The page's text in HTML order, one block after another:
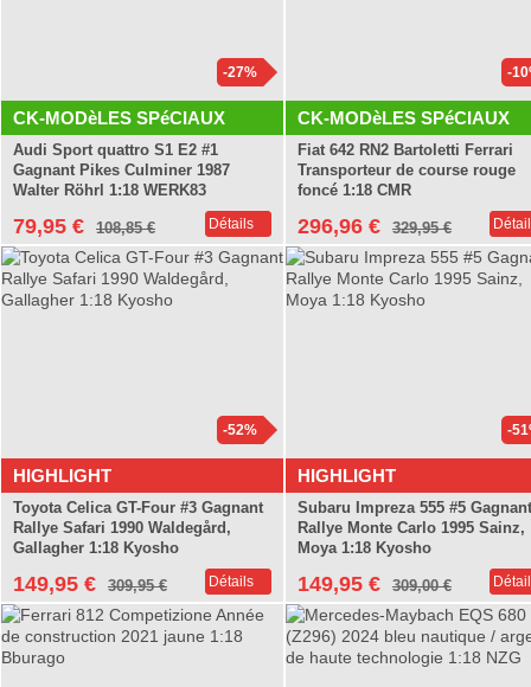
CK-MODèLES SPéCIAUX
-27%
Audi Sport quattro S1 E2 #1
Gagnant Pikes Culminer 1987
Walter Röhrl 1:18 WERK83
79,95 € 108,85 € Détails
CK-MODèLES SPéCIAUX
-
Fiat 642 RN2 Bartoletti Ferrari
Transporteur de course rouge
foncé 1:18 CMR
296,96 € 329,95 €
HIGHLIGHT
-52%
Toyota Celica GT-Four #3 Gagnant
Rallye Safari 1990 Waldegård,
Gallagher 1:18 Kyosho
149,95 € 309,95 € Détails
HIGHLIGHT
-
Subaru Impreza 555 #5 Gagnant
Rallye Monte Carlo 1995 Sainz,
Moya 1:18 Kyosho
149,95 € 309,00 €